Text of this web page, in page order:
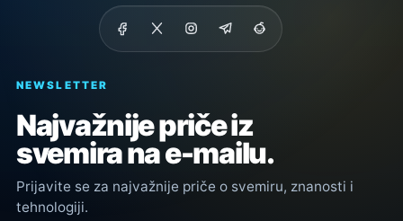
NEWSLETTER
Najvažnije priče iz
svemira na e-mailu.
Prijavite se za najvažnije priče o svemiru, znanosti i
tehnologiji.